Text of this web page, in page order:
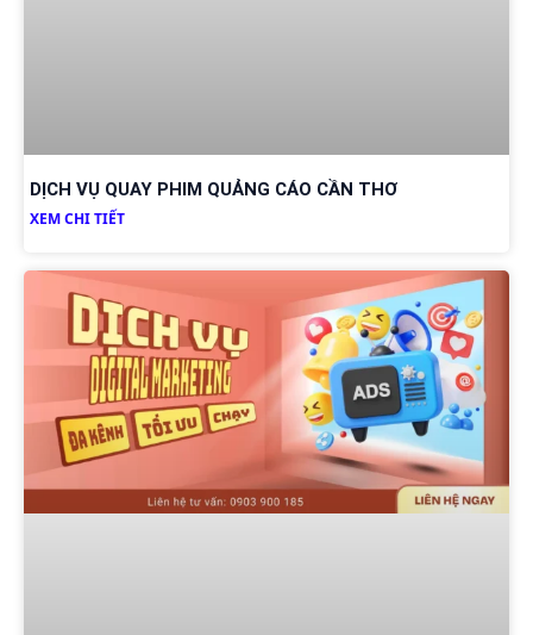
DỊCH VỤ QUAY PHIM QUẢNG CÁO CẦN THƠ
XEM CHI TIẾT